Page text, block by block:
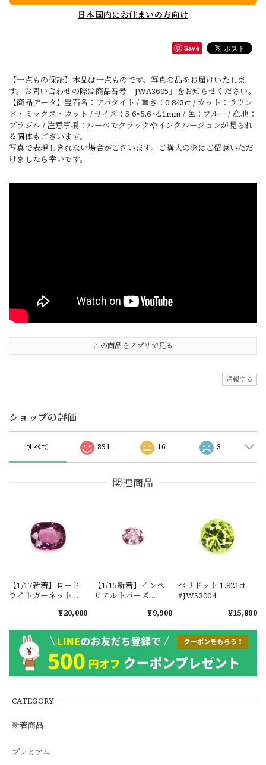
CATEGORY
新着商品
プレミアム
日本国内にお住まいの方向け
Save
【一点もの保証】本品は一点ものです。写真の品をお届けいたしま
す。お問い合わせの際は商品番号「JWA3605」をお知らせください。
【商品データ】宝石名：アパタイト / 重さ：0.843ct / カット：ラウン
ド・ミックス・カット / サイズ：5.6×5.6×4.1mm / 色：ブルー / 産地：
ブラジル / 注意事項：ルーペでクラックやインクルージョンが見られ
る個体もございます。
写真で表現しきれない場合がございます。ご購入の際はご留意いただ
けましたら幸いです。
この商品をアプリで見る
通報する
ショップの評価
すべて 891 16 3
関連商品
【1/17新着】ロード
ライトガーネット タ
1.601ct【ソーティン
¥20,000
【1/15新着】インペ
リアルトパーズ
¥9,900
ペリドット 1.821ct
#JWS3004
¥15,800